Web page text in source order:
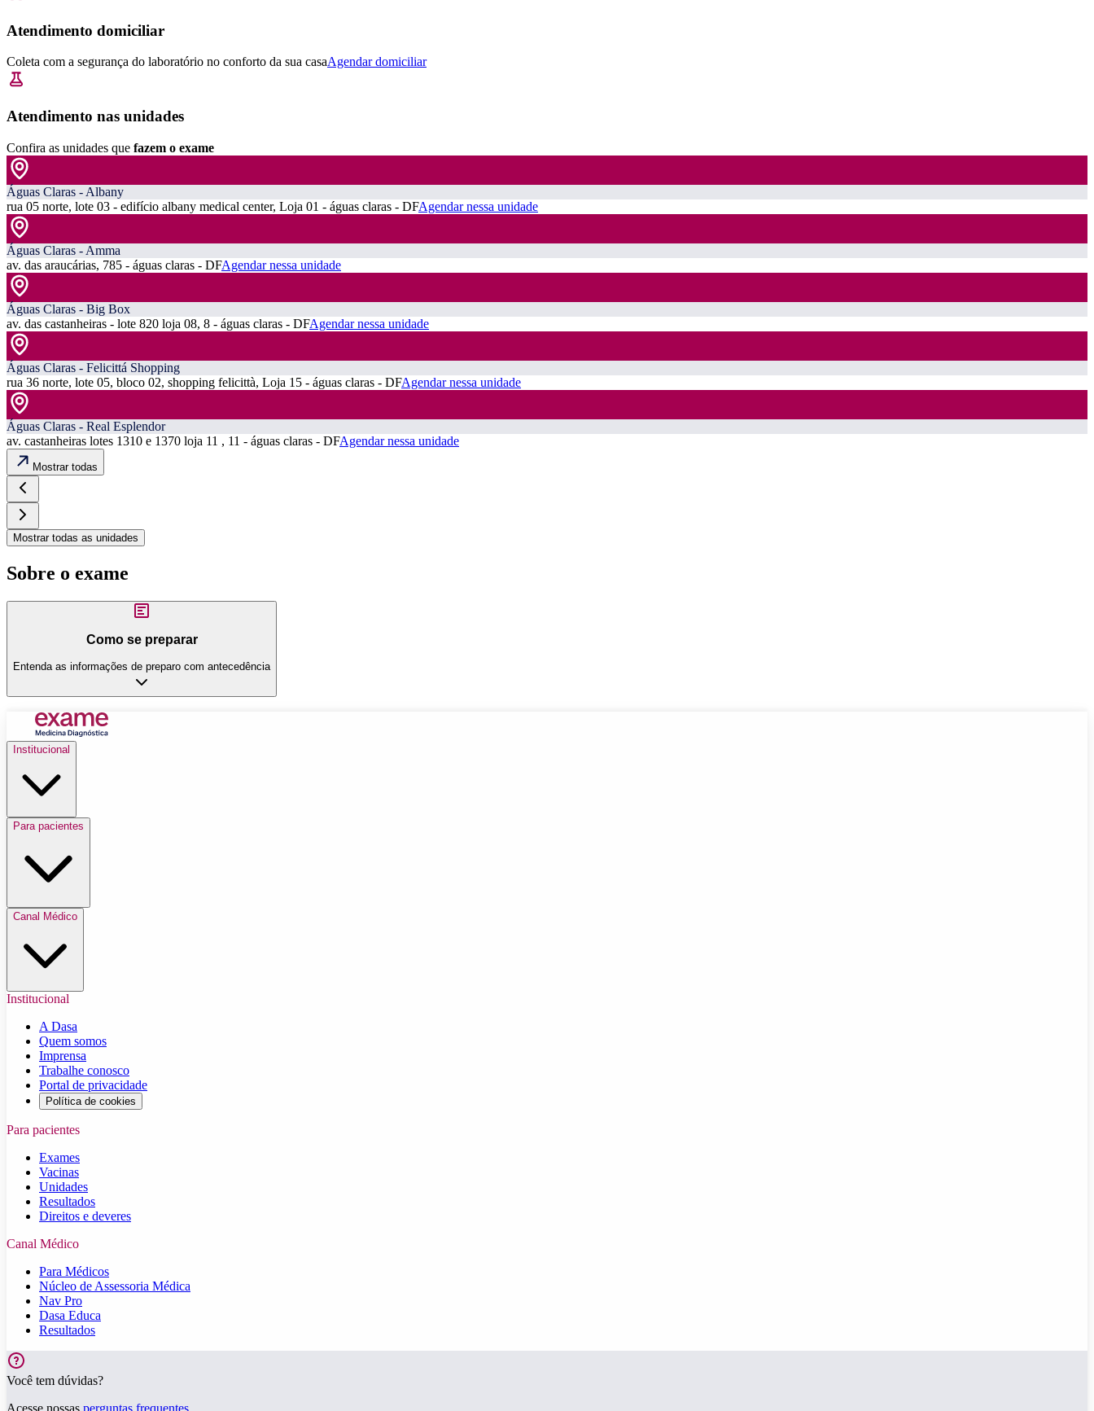
Atendimento domiciliar
Coleta com a segurança do laboratório no conforto da sua casaAgendar domiciliar
Atendimento nas unidades
Confira as unidades que fazem o exame
Águas Claras - Albany
rua 05 norte, lote 03 - edifício albany medical center, Loja 01 - águas claras - DFAgendar nessa unidade
Águas Claras - Amma
av. das araucárias, 785 - águas claras - DFAgendar nessa unidade
Águas Claras - Big Box
av. das castanheiras - lote 820 loja 08, 8 - águas claras - DFAgendar nessa unidade
Águas Claras - Felicittá Shopping
rua 36 norte, lote 05, bloco 02, shopping felicittà, Loja 15 - águas claras - DFAgendar nessa unidade
Águas Claras - Real Esplendor
av. castanheiras lotes 1310 e 1370 loja 11 , 11 - águas claras - DFAgendar nessa unidade
Mostrar todas
Mostrar todas as unidades
Sobre o exame
Como se preparar
Entenda as informações de preparo com antecedência
Institucional
Para pacientes
Canal Médico
Institucional
A Dasa
Quem somos
Imprensa
Trabalhe conosco
Portal de privacidade
Política de cookies
Para pacientes
Exames
Vacinas
Unidades
Resultados
Direitos e deveres
Canal Médico
Para Médicos
Núcleo de Assessoria Médica
Nav Pro
Dasa Educa
Resultados
Você tem dúvidas?